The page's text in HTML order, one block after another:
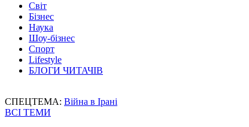
Світ
Бізнес
Наука
Шоу-бізнес
Спорт
Lifestyle
БЛОГИ ЧИТАЧІВ
СПЕЦТЕМА: Війна в Ірані
ВСІ ТЕМИ